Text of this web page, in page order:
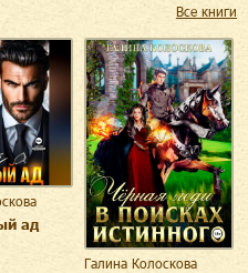
Все книги
ад
Галина Колоскова